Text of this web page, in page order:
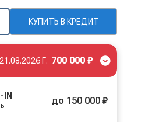
КУПИТЬ В КРЕДИТ
21.08.2026 Г. 700 000 ₽
до 150 000 ₽